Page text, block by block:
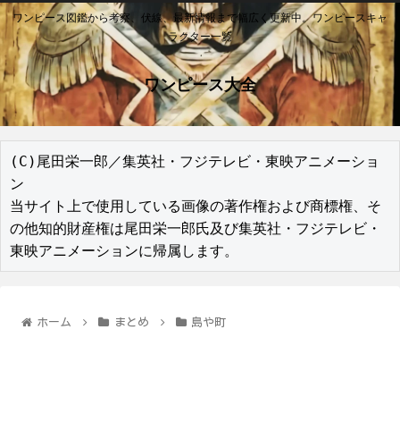
ワンピース図鑑から考察、伏線、最新情報まで幅広く更新中。ワンピースキャ
ラクター一覧
ワンピース大全
(C)尾田栄一郎／集英社・フジテレビ・東映アニメーショ
ン
当サイト上で使用している画像の著作権および商標権、そ
の他知的財産権は尾田栄一郎氏及び集英社・フジテレビ・
東映アニメーションに帰属します。
ホーム まとめ 島や町